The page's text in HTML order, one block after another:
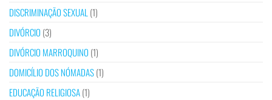
DISCRIMINAÇÃO SEXUAL (1)
DIVÓRCIO (3)
DIVÓRCIO MARROQUINO (1)
DOMICÍLIO DOS NÓMADAS(1)
EDUCAÇÃO RELIGIOSA(1)